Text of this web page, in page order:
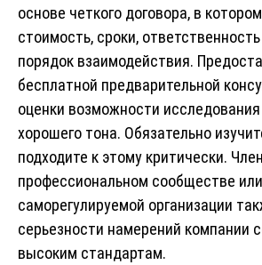
основе четкого договора, в
стоимость, сроки,
порядок взаимодействия.
бесплатной предварительной
оценки возможности
хорошего тона. Обязательно
подходите к этому критически.
профессиональном сообществе или
саморегулируемой организации
серьезности намерений компании
высоким стандартам.